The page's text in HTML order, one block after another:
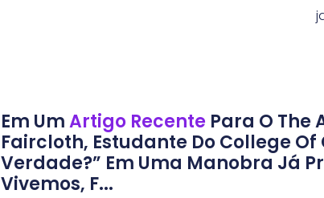
Em UmArtigo Recente Para O
Faircloth, Estudante Do College Of
Verdade?” Em Uma Manobra Já
Vivemos, F...